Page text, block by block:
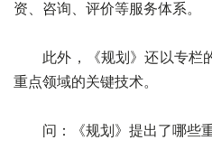
资、咨询、评价等服务体系。
此外，《规划》还以专栏的
重点领域的关键技术。
问：《规划》提出了哪些重